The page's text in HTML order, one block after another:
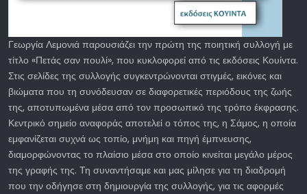
Γεωργία Λεμονιά παρουσιάζει την πρώτη της ποιητική συλλογή με
τίτλο «Πετάς σαν πουλί», που κυκλοφορεί από τις εκδόσεις Κουίντα.
Στις σελίδες της συλλογής συγκεντρώνονται στιγμές, εικόνες και
βιώματα που τη συνόδευσαν σε διαφορετικές περιόδους της ζωής
της, αποτυπωμένα μέσα από τον προσωπικό της τρόπο έκφρασης.
Κεντρικό σημείο αναφοράς αποτελεί ο τόπος της, η Σάμος, η οποία
εμφανίζεται συχνά ως τοπίο, μνήμη και πηγή έμπνευσης,
διαμορφώνοντας το πλαίσιο μέσα στο οποίο κινείται μεγάλο μέρος
της γραφής της. Τη συναντήσαμε και μας μίλησε για τη διαδρομή
που την οδήγησε στη δημιουργία της συλλογής, για τις αφορμές